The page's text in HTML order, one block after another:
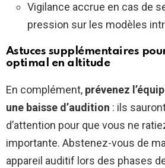
Vigilance accrue en cas de
pression sur les modèles
Astuces supplémentaires
optimal en altitude
En complément, prévenez
une baisse d’audition : ils
d’attention pour que vous ne
importante. Abstenez-vous de
appareil auditif lors des phases